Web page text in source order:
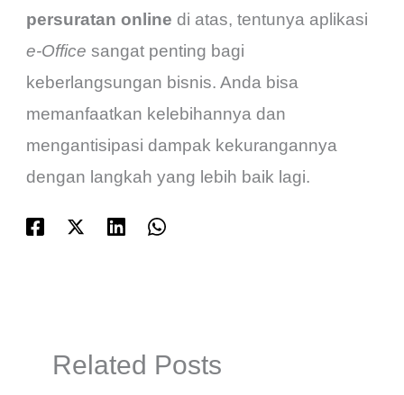
persuratan online di atas, tentunya aplikasi
e-Office sangat penting bagi
keberlangsungan bisnis. Anda bisa
memanfaatkan kelebihannya dan
mengantisipasi dampak kekurangannya
dengan langkah yang lebih baik lagi.
Related Posts